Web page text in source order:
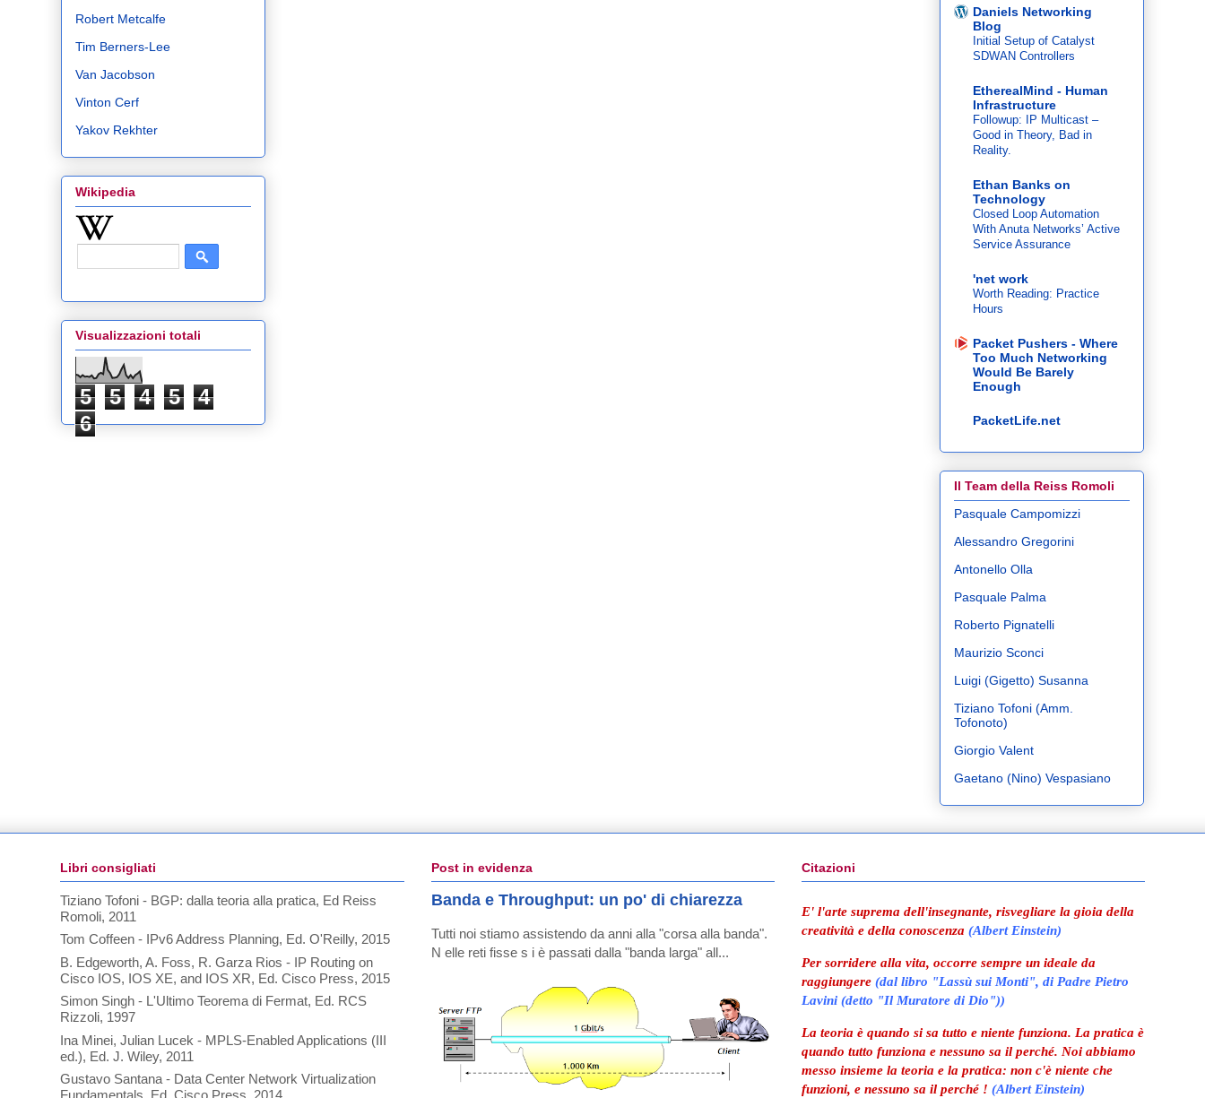
Robert Metcalfe
Tim Berners-Lee
Van Jacobson
Vinton Cerf
Yakov Rekhter
Wikipedia
Visualizzazioni totali
5 5 4 5
4
6
Daniels Networking
Blog
Initial Setup of Catalyst
SDWAN Controllers
EtherealMind - Human
Infrastructure
Followup: IP Multicast –
Good in Theory, Bad in
Reality.
Ethan Banks on
Technology
Closed Loop Automation
With Anuta Networks’ Active
Service Assurance
'net work
Worth Reading: Practice
Hours
Packet Pushers - Where
Too Much Networking
Would Be Barely
Enough
PacketLife.net
Il Team della Reiss Romoli
Pasquale Campomizzi
Alessandro Gregorini
Antonello Olla
Pasquale Palma
Roberto Pignatelli
Maurizio Sconci
Luigi (Gigetto) Susanna
Tiziano Tofoni (Amm.
Tofonoto)
Giorgio Valent
Gaetano (Nino) Vespasiano
Libri consigliati
Tiziano Tofoni - BGP: dalla teoria alla pratica, Ed Reiss
Romoli, 2011
Tom Coffeen - IPv6 Address Planning, Ed. O'Reilly, 2015
B. Edgeworth, A. Foss, R. Garza Rios - IP Routing on
Cisco IOS, IOS XE, and IOS XR, Ed. Cisco Press, 2015
Simon Singh - L'Ultimo Teorema di Fermat, Ed. RCS
Rizzoli, 1997
Ina Minei, Julian Lucek - MPLS-Enabled Applications (III
ed.), Ed. J. Wiley, 2011
Gustavo Santana - Data Center Network Virtualization
Post in evidenza
Banda e Throughput: un po' di chiarezza
Tutti noi stiamo assistendo da anni alla "corsa alla banda".
N elle reti fisse s i è passati dalla "banda larga" all...
Citazioni
E' l'arte suprema dell'insegnante, risvegliare la gioia della
creatività e della conoscenza (Albert Einstein)
Per sorridere alla vita, occorre sempre un ideale da
raggiungere (dal libro "Lassù sui Monti", di Padre Pietro
Lavini (detto "Il Muratore di Dio"))
La teoria è quando si sa tutto e niente funziona. La pratica è
quando tutto funziona e nessuno sa il perché. Noi abbiamo
messo insieme la teoria e la pratica: non c'è niente che
funzioni, e nessuno sa il perché ! (Albert Einstein)